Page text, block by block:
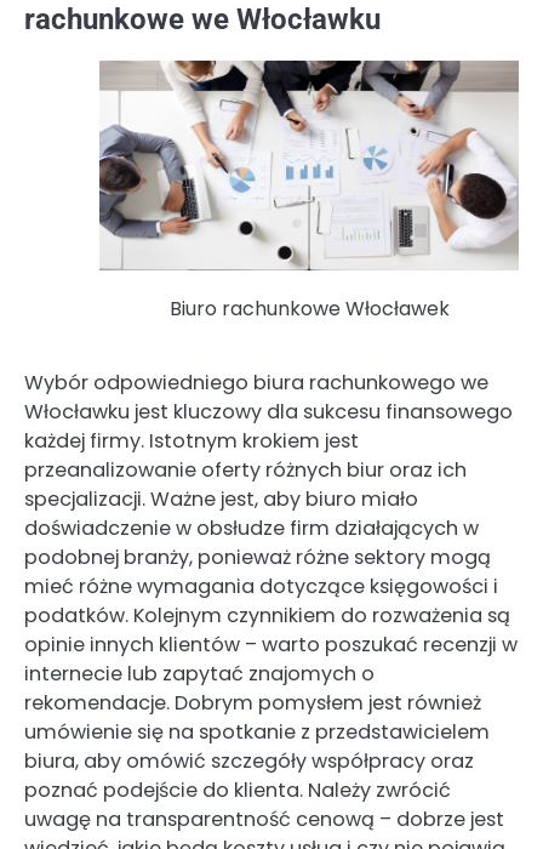
rachunkowe we Włocławku
Biuro rachunkowe Włocławek
Wybór odpowiedniego biura rachunkowego we
Włocławku jest kluczowy dla sukcesu finansowego
każdej firmy. Istotnym krokiem jest
przeanalizowanie oferty różnych biur oraz ich
specjalizacji. Ważne jest, aby biuro miało
doświadczenie w obsłudze firm działających w
podobnej branży, ponieważ różne sektory mogą
mieć różne wymagania dotyczące księgowości i
podatków. Kolejnym czynnikiem do rozważenia są
opinie innych klientów – warto poszukać recenzji w
internecie lub zapytać znajomych o
rekomendacje. Dobrym pomysłem jest również
umówienie się na spotkanie z przedstawicielem
biura, aby omówić szczegóły współpracy oraz
poznać podejście do klienta. Należy zwrócić
uwagę na transparentność cenową – dobrze jest